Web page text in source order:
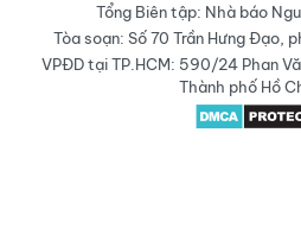
Tổng Biên tập: Nhà báo
Tòa soạn: Số 70 Trần Hưng Đạo,
VPĐD tại TP.HCM: 590/24 Phan
Thành phố Hồ